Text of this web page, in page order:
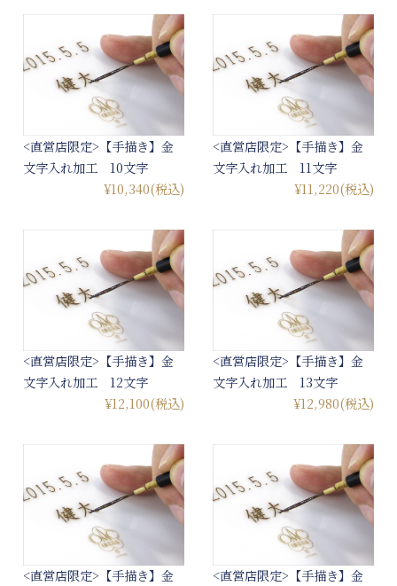
<直営店限定>【手描き】金
文字入れ加工 10文字
¥10,340(税込)
<直営店限定>【手描き】金
文字入れ加工 11文字
¥11,220(税込)
<直営店限定>【手描き】金
文字入れ加工 12文字
¥12,100(税込)
<直営店限定>【手描き】金
文字入れ加工 13文字
¥12,980(税込)
<直営店限定>【手描き】金
<直営店限定>【手描き】金